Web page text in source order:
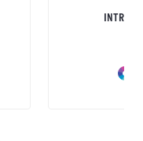
INTRO